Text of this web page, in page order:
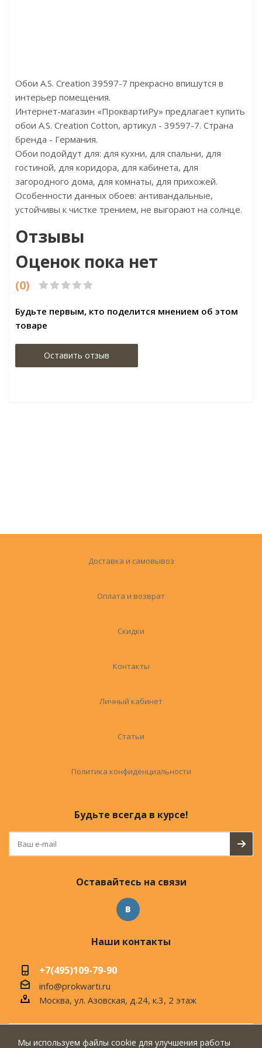
Обои A.S. Creation 39597-7 прекрасно впишутся в
интерьер помещения.
Интернет-магазин «ПроквартиРу» предлагает купить
обои A.S. Creation Cotton, артикул - 39597-7. Страна
бренда - Германия.
Обои подойдут для: для кухни, для спальни, для
гостиной, для коридора, для кабинета, для
загородного дома, для комнаты, для прихожей.
Особенности данных обоев: антивандальные,
устойчивы к чистке трением, не выгорают на солнце.
Отзывы
Оценок пока нет
(0)
Будьте первым, кто поделится мнением об этом
товаре
Оставить отзыв
Доставка и самовывоз
Оплата и возврат
Скидки
Контакты
Личный кабинет
Статьи
Политика конфиденциальности
Будьте всегда в курсе!
Оставайтесь на связи
Наши контакты
+7(495)109-79-90
info@prokwarti.ru
Москва, ул. Азовская, д.24, к.3, 2 этаж
Мы используем файлы cookie для улучшения работы